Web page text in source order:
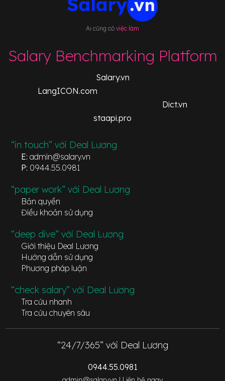
Ai cũng có việc làm
Salary Benchmarking Platform
Salary.vn
LangICON.com
Dict.vn
staapi.pro
“in touch” với Deal Lương
E: admin@salary.vn
P: 0944.55.0981
“paper work” với Deal Lương
Bản quyền
Điều khoản sử dụng
“deep dive” với Deal Lương
Giới thiệu Deal Lương
Hướng dẫn sử dụng
Phương pháp luận
“check salary” với Deal Lương
Tra cứu nhanh
Tra cứu chuyên sâu
“24/7/365” với Deal Lương
0944.55.0981